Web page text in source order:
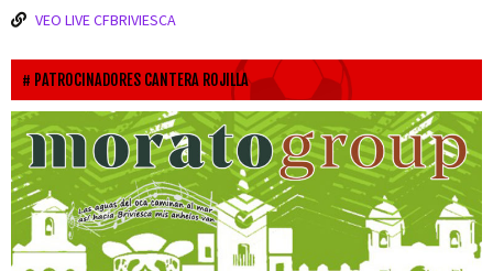
VEO LIVE CFBRIVIESCA
PATROCINADORES CANTERA ROJILLA